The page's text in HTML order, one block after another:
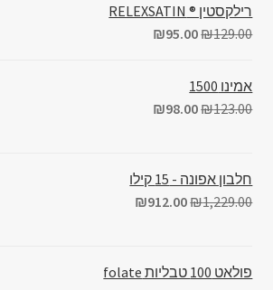
רילקסטין ® RELEXSATIN
₪129.00
₪95.00
אמינו 1500
₪123.00
₪98.00
חלבון אפונה - 15 קילו
₪1,229.00
₪912.00
פולאט 100 טבליות folate